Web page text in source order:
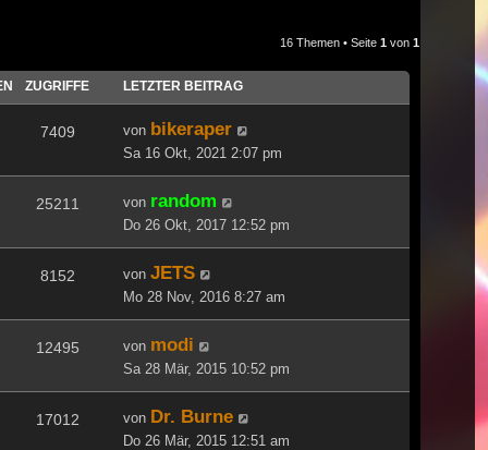
16 Themen • Seite 1 von 1
ZUGRIFFE LETZTER BEITRAG
7409 von bikeraper
Sa 16 Okt, 2021 2:07 pm
25211 von random
Do 26 Okt, 2017 12:52 pm
8152 von JETS
Mo 28 Nov, 2016 8:27 am
12495 von modi
Sa 28 Mär, 2015 10:52 pm
17012 von Dr. Burne
Do 26 Mär, 2015 12:51 am